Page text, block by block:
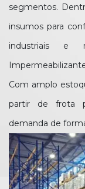
segmentos.
insumos para
industriais e
Com amplo
partir de frota
demanda de